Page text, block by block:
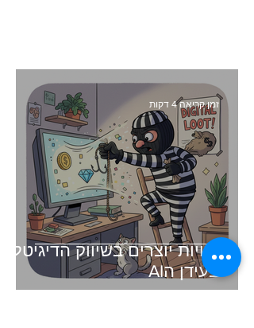
זכויות יוצרים בשיווק הדיגיטלי
בעידן הAI
זמן קריאה 4 דקות